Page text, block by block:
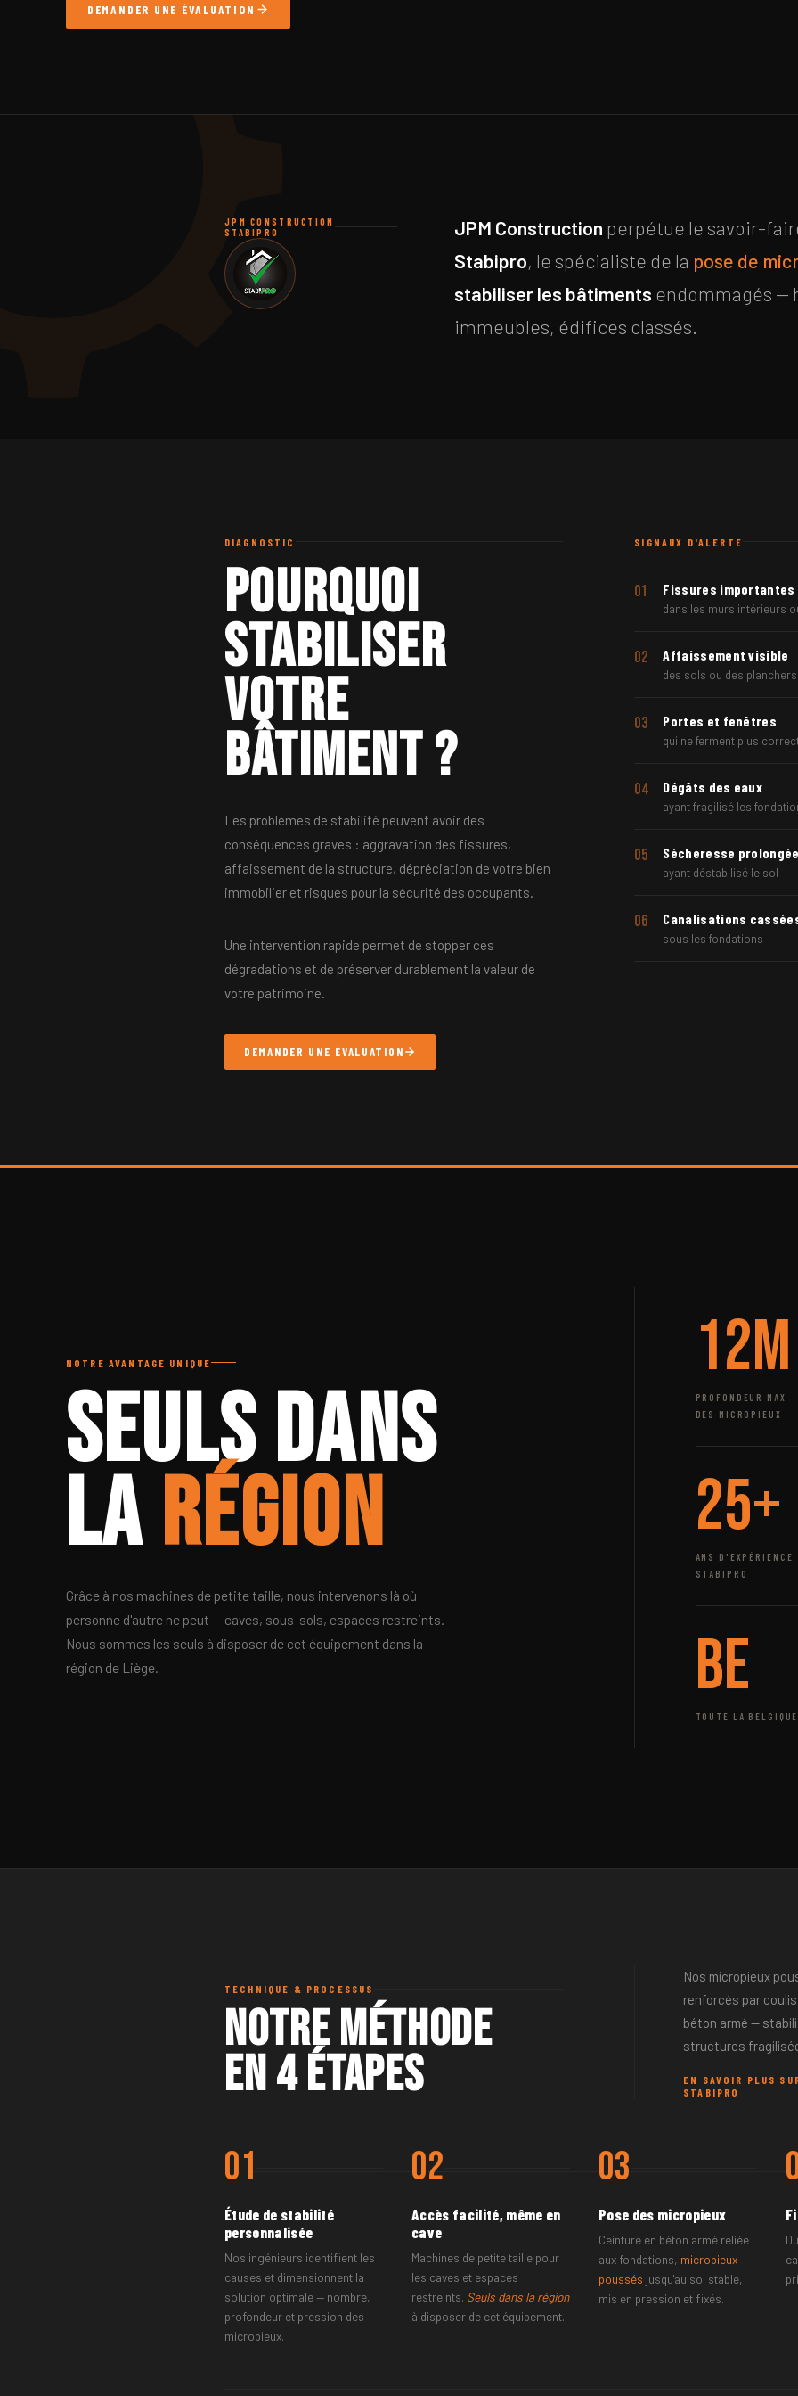
DEMANDER UNE ÉVALUATION
JPM CONSTRUCTION
STABIPRO
JPM Construction perpétue le savoir-
Stabipro, le spécialiste de la pose de
stabiliser les bâtiments endommagés —
immeubles, édifices classés.
DIAGNOSTIC
Pourquoi
stabiliser
votre
bâtiment ?
Les problèmes de stabilité peuvent avoir des
conséquences graves : aggravation des fissures,
affaissement de la structure, dépréciation de votre bien
immobilier et risques pour la sécurité des occupants.
Une intervention rapide permet de stopper ces
dégradations et de préserver durablement la valeur de
votre patrimoine.
DEMANDER UNE ÉVALUATION
SIGNAUX D'ALERTE
01 Fissures importantes
dans les murs intérieurs
02 Affaissement visible
des sols ou des planchers
03 Portes et fenêtres
qui ne ferment plus
04 Dégâts des eaux
ayant fragilisé les
05 Sécheresse prolongée
ayant déstabilisé le sol
06 Canalisations
sous les fondations
NOTRE AVANTAGE UNIQUE
Seuls dans
larégion
Grâce à nos machines de petite taille, nous intervenons là où
personne d'autre ne peut — caves, sous-sols, espaces restreints.
Nous sommes les seuls à disposer de cet équipement dans la
région de Liège.
12m
PROFONDEUR MAX
DES MICROPIEUX
25+
ANS D'EXPÉRIENCE
STABIPRO
BE
TOUTE LA BELGIQUE
TECHNIQUE & PROCESSUS
Notre méthode
en 4 étapes
Nos micropieux
renforcés par
béton armé —
structures
EN SAVOIR PLUS
STABIPRO
01
Étude de stabilité
personnalisée
Nos ingénieurs identifient les
causes et dimensionnent la
solution optimale — nombre,
profondeur et pression des
micropieux.
02
Accès facilité, même en
cave
Machines de petite taille pour
les caves et espaces
restreints. Seuls dans la région
à disposer de cet équipement.
03
Pose des micropieux
Ceinture en béton armé reliée
aux fondations, micropieux
poussés jusqu'au sol stable,
mis en pression et fixés.